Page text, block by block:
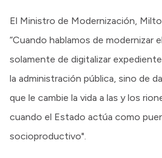
El Ministro de Modernización,
“Cuando hablamos de modernizar
solamente de digitalizar
la administración pública, sino de
que le cambie la vida a las y los
cuando el Estado actúa como
socioproductivo".